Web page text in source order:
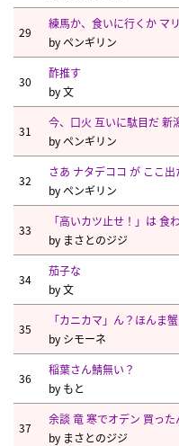
29
練馬か、食いに行くか マ
byペンギリン
30
酢推す
by文
31
今、口火 互いに駄目だ 新
byペンギリン
32
さあ ナタデココ が ここ出
byペンギリン
33
「高いカツ止せ！」は 食
by まさとのジジ
34
茄子な
by文
35
「カニカマ」ん？ほんま
by シモーネ
36
稲葉さん鯖無い？
by もと
37
余談 竜 寒でオデン 買った
by まさとのジジ